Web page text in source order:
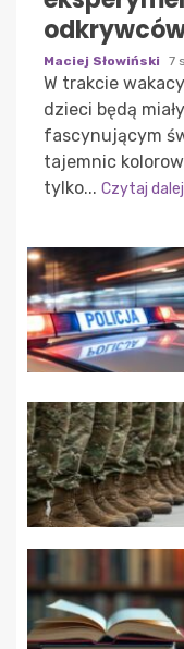
Maciej Słowiński 7
W trakcie
dzieci będą
fascynującym
tajemnic
tylko... Czytaj dalej